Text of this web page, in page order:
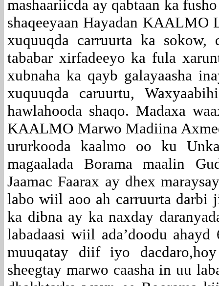
mashaariicda ay qabtaan ka
shaqeeyaan Hayadan KAALMO
xuquuqda carruurta ka sokow,
tababar xirfadeeyo ka fula
xubnaha ka qayb galayaasha
xuquuqda caruurtu,
hawlahooda shaqo. Madaxa
KAALMO Marwo Madiina
ururkooda kaalmo oo ku
magaalada Borama maalin
Jaamac Faarax ay dhex
labo wiil aoo ah carruurta darbi
ka dibna ay ka naxday
labadaasi wiil ada’doodu
muuqatay diif iyo dacdaro,hoy
sheegtay marwo caasha in uu